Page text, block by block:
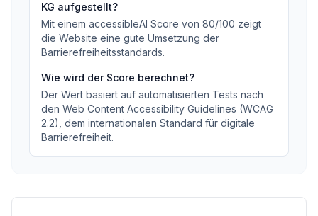
KG aufgestellt?
Mit einem accessibleAI Score von 80/100 zeigt
die Website eine gute Umsetzung der
Barrierefreiheitsstandards.
Wie wird der Score berechnet?
Der Wert basiert auf automatisierten Tests nach
den Web Content Accessibility Guidelines (WCAG
2.2), dem internationalen Standard für digitale
Barrierefreiheit.